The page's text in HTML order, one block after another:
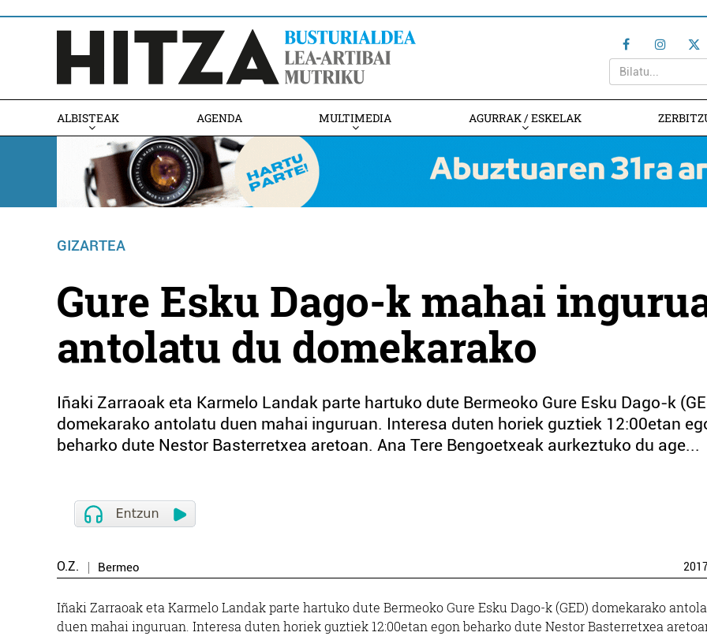
ALBISTEAK AGENDA MULTIMEDIA AGURRAK / ESKELAK
GIZARTEA
Gure Esku Dago-k mahai
antolatu du domekarako
Iñaki Zarraoak eta Karmelo Landak parte hartuko dute Bermeoko Gure Esku Dago-k
domekarako antolatu duen mahai inguruan. Interesa duten horiek guztiek 12:00etan
beharko dute Nestor Basterretxea aretoan. Ana Tere Bengoetxeak aurkeztuko du age...
O.Z. Bermeo
Iñaki Zarraoak eta Karmelo Landak parte hartuko dute Bermeoko Gure Esku Dago-k (GED) domekarako
duen mahai inguruan. Interesa duten horiek guztiek 12:00etan egon beharko dute Nestor Basterretxea